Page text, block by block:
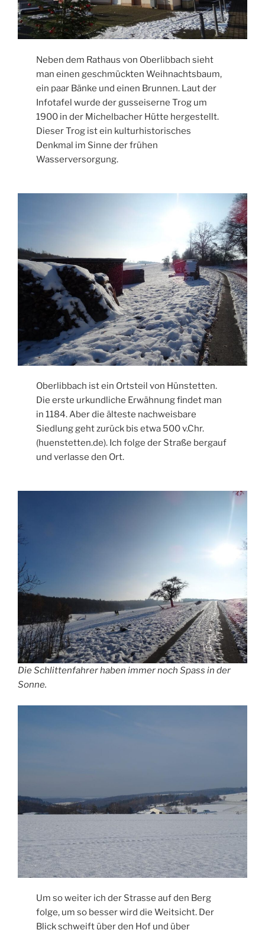
Neben dem Rathaus von Oberlibbach sieht
man einen geschmückten Weihnachtsbaum,
ein paar Bänke und einen Brunnen. Laut der
Infotafel wurde der gusseiserne Trog um
1900 in der Michelbacher Hütte hergestellt.
Dieser Trog ist ein kulturhistorisches
Denkmal im Sinne der frühen
Wasserversorgung.
Oberlibbach ist ein Ortsteil von Hünstetten.
Die erste urkundliche Erwähnung findet man
in 1184. Aber die älteste nachweisbare
Siedlung geht zurück bis etwa 500 v.Chr.
(huenstetten.de). Ich folge der Straße bergauf
und verlasse den Ort.
Die Schlittenfahrer haben immer noch Spass in der
Sonne.
Um so weiter ich der Strasse auf den Berg
folge, um so besser wird die Weitsicht. Der
Blick schweift über den Hof und über